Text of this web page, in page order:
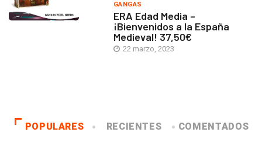
GANGAS
ERA Edad Media –
¡Bienvenidos a la España
Medieval! 37,50€
22 marzo, 2023
POPULARES RECIENTES COMENTADOS